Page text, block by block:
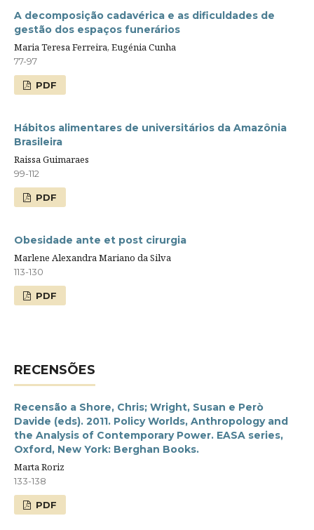
A decomposição cadavérica e as dificuldades de
gestão dos espaços funerários
Maria Teresa Ferreira, Eugénia Cunha
77-97
PDF
Hábitos alimentares de universitários da Amazônia
Brasileira
Raissa Guimaraes
99-112
PDF
Obesidade ante et post cirurgia
Marlene Alexandra Mariano da Silva
113-130
PDF
RECENSÕES
Recensão a Shore, Chris; Wright, Susan e Però
Davide (eds). 2011. Policy Worlds, Anthropology and
the Analysis of Contemporary Power. EASA series,
Oxford, New York: Berghan Books.
Marta Roriz
133-138
PDF